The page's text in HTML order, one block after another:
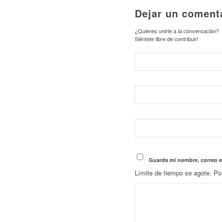
Dejar un
¿Quieres unirte a la conversación?
Siéntete libre de contribuir!
Guarda mi nombre, correo
Límite de tiempo se agote.